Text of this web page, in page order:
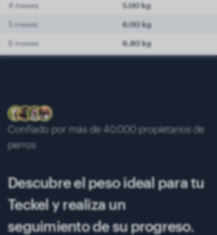
4 meses 5.00 kg
5 meses 6.00 kg
6 meses 6.80 kg
10 meses
8.70 kg
13 meses 9.00 kg
Confiado por más de 40.000 propietarios de
perros
Descubre el peso ideal para tu
Teckel y realiza un
seguimiento de su progreso.